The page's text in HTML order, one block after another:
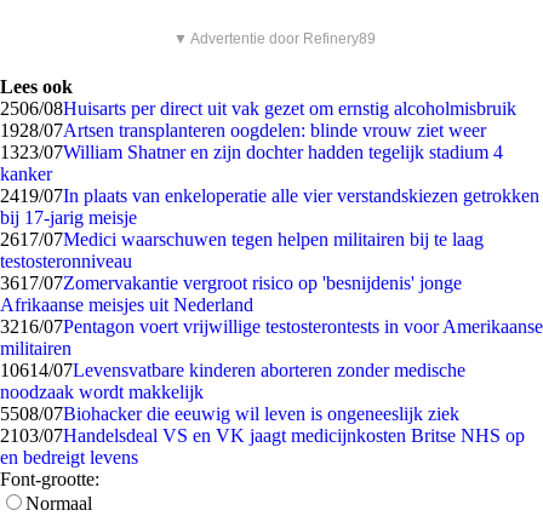
▼ Advertentie door Refinery89
Lees ook
2506/08Huisarts per direct uit vak gezet om ernstig alcoholmisbruik
1928/07Artsen transplanteren oogdelen: blinde vrouw ziet weer
1323/07William Shatner en zijn dochter hadden tegelijk stadium 4
kanker
2419/07In plaats van enkeloperatie alle vier verstandskiezen getrokken
bij 17-jarig meisje
2617/07Medici waarschuwen tegen helpen militairen bij te laag
testosteronniveau
3617/07Zomervakantie vergroot risico op 'besnijdenis' jonge
Afrikaanse meisjes uit Nederland
3216/07Pentagon voert vrijwillige testosterontests in voor Amerikaanse
militairen
10614/07Levensvatbare kinderen aborteren zonder medische
noodzaak wordt makkelijk
5508/07Biohacker die eeuwig wil leven is ongeneeslijk ziek
2103/07Handelsdeal VS en VK jaagt medicijnkosten Britse NHS op
en bedreigt levens
Font-grootte:
Normaal